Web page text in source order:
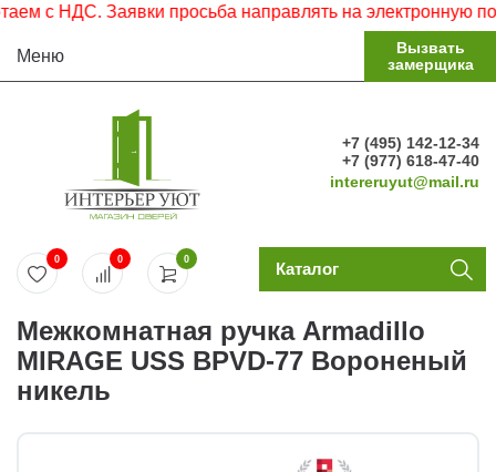
с НДС. Заявки просьба направлять на электронную почту.
Меню
Вызвать
замерщика
+7 (495) 142-12-34
+7 (977) 618-47-40
intereruyut@mail.ru
0
0 0 Каталог
Межкомнатная ручка Armadillo
MIRAGE USS BPVD-77 Вороненый
никель